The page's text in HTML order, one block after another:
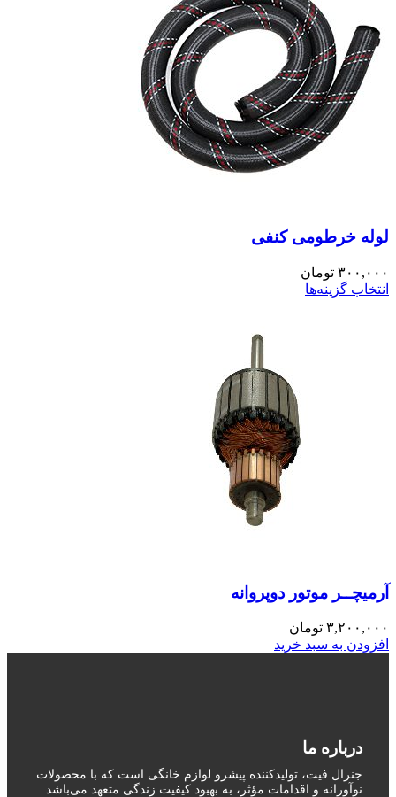
لوله خرطومی کنفی
۳۰۰,۰۰۰ تومان
انتخاب گزینه‌ها
آرمیچــر موتور دوپروانه
۳,۲۰۰,۰۰۰ تومان
افزودن به سبد خرید
درباره ما
جنرال فیت، تولیدکننده پیشرو لوازم خانگی است که با محصولات
نوآورانه و اقدامات مؤثر، به بهبود کیفیت زندگی متعهد می‌باشد.